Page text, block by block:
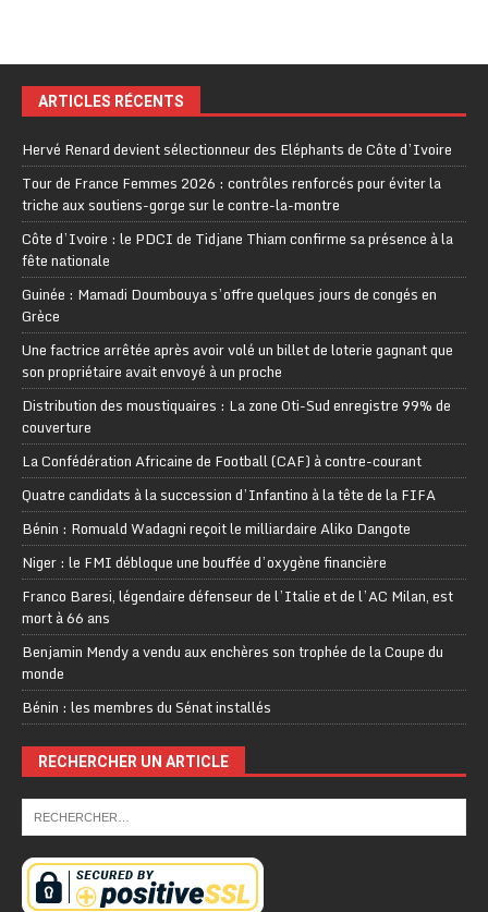
ARTICLES RÉCENTS
Hervé Renard devient sélectionneur des Eléphants de Côte d’Ivoire
Tour de France Femmes 2026 : contrôles renforcés pour éviter la
triche aux soutiens-gorge sur le contre-la-montre
Côte d’Ivoire : le PDCI de Tidjane Thiam confirme sa présence à la
fête nationale
Guinée : Mamadi Doumbouya s’offre quelques jours de congés en
Grèce
Une factrice arrêtée après avoir volé un billet de loterie gagnant que
son propriétaire avait envoyé à un proche
Distribution des moustiquaires : La zone Oti-Sud enregistre 99% de
couverture
La Confédération Africaine de Football (CAF) à contre-courant
Quatre candidats à la succession d’Infantino à la tête de la FIFA
Bénin : Romuald Wadagni reçoit le milliardaire Aliko Dangote
Niger : le FMI débloque une bouffée d’oxygène financière
Franco Baresi, légendaire défenseur de l’Italie et de l’AC Milan, est
mort à 66 ans
Benjamin Mendy a vendu aux enchères son trophée de la Coupe du
monde
Bénin : les membres du Sénat installés
RECHERCHER UN ARTICLE